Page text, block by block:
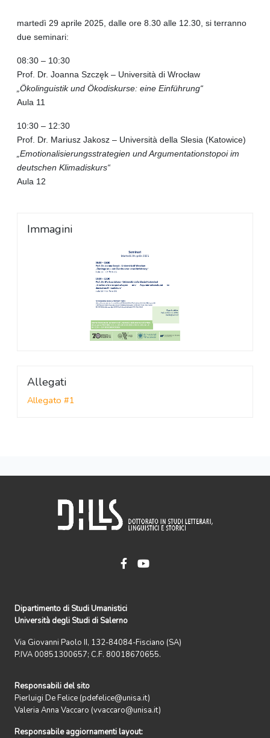
martedì 29 aprile 2025, dalle ore 8.30 alle 12.30, si terranno
due seminari:
08:30 – 10:30
Prof. Dr. Joanna Szczęk – Università di Wrocław
„Ökolinguistik und Ökodiskurse: eine Einführung“
Aula 11
10:30 – 12:30
Prof. Dr. Mariusz Jakosz – Università della Slesia (Katowice)
„Emotionalisierungsstrategien und Argumentationstopoi im
deutschen Klimadiskurs“
Aula 12
Immagini
Allegati
Allegato #1
Dipartimento di Studi Umanistici
Università degli Studi di Salerno
Via Giovanni Paolo II, 132-84084-Fisciano (SA)
P.IVA 00851300657; C.F. 80018670655.
Responsabili del sito
Pierluigi De Felice (pdefelice@unisa.it)
Valeria Anna Vaccaro (vvaccaro@unisa.it)
Responsabile aggiornamenti layout: